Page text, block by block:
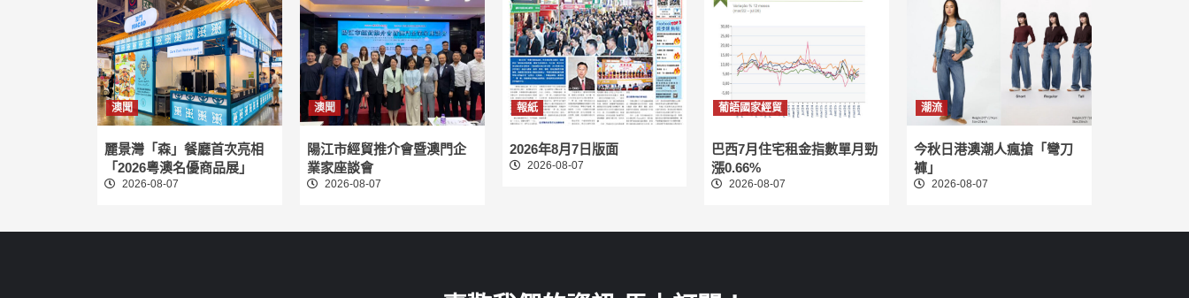
澳聞
麗景灣「森」餐廳首次亮相
「2026粵澳名優商品展」
2026-08-07
澳聞
陽江市經貿推介會暨澳門企
業家座談會
2026-08-07
報紙
2026年8月7日版面
2026-08-07
葡語國家經貿
巴西7月住宅租金指數單月勁
漲0.66%
2026-08-07
潮流
今秋日港澳潮人瘋搶「彎刀
褲」
2026-08-07